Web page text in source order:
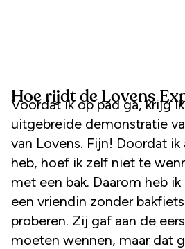
Hoe rijdt de Lovens
Voordat ik op pad ga, krijg
uitgebreide demonstratie
van Lovens. Fijn! Doordat ik
heb, hoef ik zelf niet te
met een bak. Daarom heb
een vriendin zonder
proberen. Zij gaf aan de
moeten wennen, maar dat